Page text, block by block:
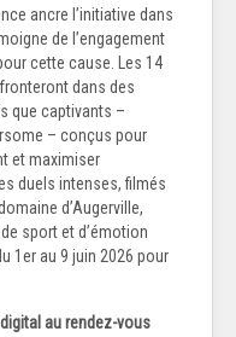
ancre l’initiative dans
de l’engagement
cette cause. Les 14
dans des
que captivants –
– conçus pour
et maximiser
duels intenses, filmés
d’Augerville,
sport et d’émotion
1er au 9 juin 2026 pour
au rendez-vous